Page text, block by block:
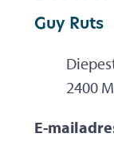
Guy Ruts
,2400
E-